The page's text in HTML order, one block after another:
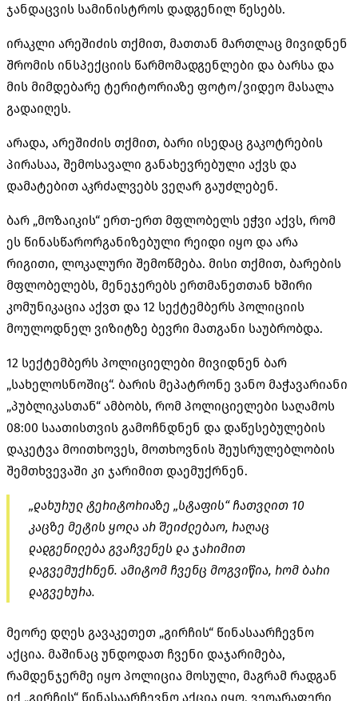
ჯანდაცვის სამინისტროს დადგენილ წესებს.
ირაკლი არეშიძის თქმით, მათთან მართლაც მივიდნენ
შრომის ინსპექციის წარმომადგენლები და ბარსა და
მის მიმდებარე ტერიტორიაზე ფოტო/ვიდეო მასალა
გადაიღეს.
არადა, არეშიძის თქმით, ბარი ისედაც გაკოტრების
პირასაა, შემოსავალი განახევრებული აქვს და
დამატებით აკრძალვებს ვეღარ გაუძლებენ.
ბარ „მოზაიკის“ ერთ-ერთ მფლობელს ეჭვი აქვს, რომ
ეს წინასწარორგანიზებული რეიდი იყო და არა
რიგითი, ლოკალური შემოწმება. მისი თქმით, ბარების
მფლობელებს, მენეჯერებს ერთმანეთთან ხშირი
კომუნიკაცია აქვთ და 12 სექტემბერს პოლიციის
მოულოდნელ ვიზიტზე ბევრი მათგანი საუბრობდა.
12 სექტემბერს პოლიციელები მივიდნენ ბარ
„სახელოსნოშიც“. ბარის მეპატრონე ვანო მაჭავარიანი
„პუბლიკასთან“ ამბობს, რომ პოლიციელები საღამოს
08:00 საათისთვის გამოჩნდნენ და დაწესებულების
დაკეტვა მოითხოვეს, მოთხოვნის შეუსრულებლობის
შემთხვევაში კი ჯარიმით დაემუქრნენ.
„დახურულ ტერიტორიაზე „სტაფის“ ჩათვლით 10
კაცზე მეტის ყოლა არ შეიძლებაო, რაღაც
დადგენილება გვაჩვენეს და ჯარიმით
დაგვემუქრნენ. ამიტომ ჩვენც მოგვიწია, რომ ბარი
დაგვეხურა.
მეორე დღეს გავაკეთეთ „გირჩის“ წინასაარჩევნო
აქცია. მაშინაც უნდოდათ ჩვენი დაჯარიმება,
რამდენჯერმე იყო პოლიცია მოსული, მაგრამ რადგან
იქ „გირჩის“ წინასაარჩევნო აქცია იყო, ვეღარაფერი